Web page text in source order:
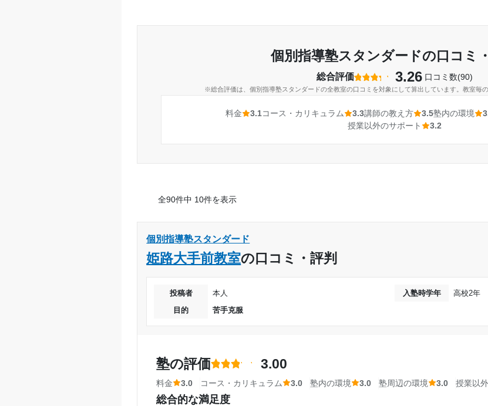
個別指導塾スタンダードの口コミ
総合評価 3.26 口コミ数(90)
※総合評価は、個別指導塾スタンダードの全教室の口コミを対象にして算出しています。教室毎
料金 3.1コース・カリキュラム 3.3講師の教え方 3.5塾内の環境
授業以外のサポート
3.2
全90件中 10件を表示
個別指導塾スタンダード
姫路大手前教室の口コミ・評判
投稿者 本人 入塾時学年
高校2年
目的
苦手克服
塾の評価 3.00
料金 3.0 コース・カリキュラム 3.0 塾内の環境 3.0 塾周辺の環境 3.0 授業以
総合的な満足度